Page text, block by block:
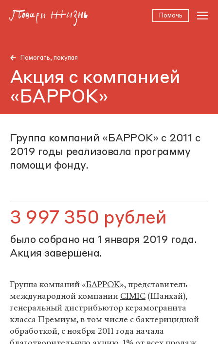
Помочь
Помогать, покупая
Акция с компанией
«БАРРОК»
Группа компаний «БАРРОК» c 2011 c
2019 годы реализовала программу
помощи фонду.
3 997 350 рублей
было собрано на 1 января 2019 года.
Акция завершена.
Группа компаний «БАРРОК», представитель
международной компании CIMIC (Шанхай),
генеральный дистрибьютор керамогранита
класса Премиум, в том числе с бактерицидной
обработкой, с ноября 2011 года начала